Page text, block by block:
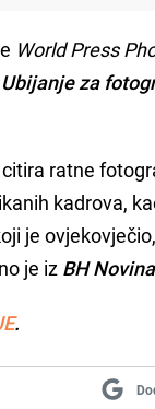
World Press
Ubijanje za
ratne
kadrova,
je
je iz BH
.